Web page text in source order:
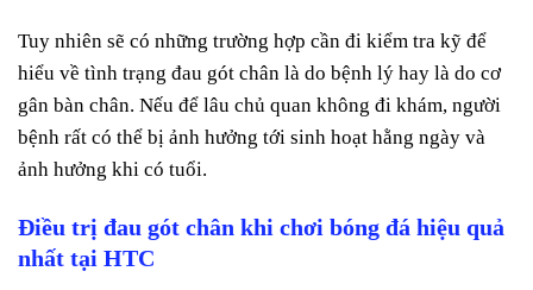
Tuy nhiên sẽ có những trường hợp cần đi kiểm tra kỹ để
hiểu về tình trạng đau gót chân là do bệnh lý hay là do cơ
gân bàn chân. Nếu để lâu chủ quan không đi khám, người
bệnh rất có thể bị ảnh hưởng tới sinh hoạt hằng ngày và
ảnh hưởng khi có tuổi.
Điều trị đau gót chân khi chơi bóng đá hiệu quả
nhất tại HTC